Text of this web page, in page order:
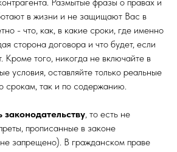
в жизни и не защищают Вас в
- что, как, в какие сроки, где именно
сторона договора и что будет, если
Кроме того, никогда не включайте в
условия, оставляйте только реальные
срокам, так и по содержанию.
законодательству , то есть не
прописанные в законе
запрещено). В гражданском праве